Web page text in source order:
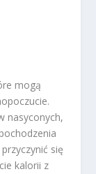
mogą
nasyconych,
się
kalorii z